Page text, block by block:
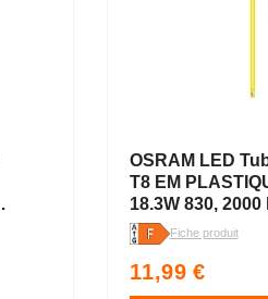
OSRAM LED
T8 EM
18.3W 830, 2000
K, Blanc chaud
Fiche produit
Prix
habituel
11,99 €